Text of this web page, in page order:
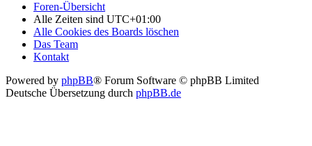
Foren-Übersicht
Alle Zeiten sind UTC+01:00
Alle Cookies des Boards löschen
Das Team
Kontakt
Powered by phpBB® Forum Software © phpBB Limited
Deutsche Übersetzung durch phpBB.de